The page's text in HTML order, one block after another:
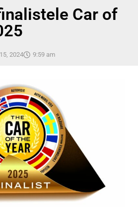
Car of
2024 9:59 am